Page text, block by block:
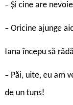
– Și cine are
– Oricine ajunge
Iana începu să
– Păi, uite, eu am
de un tuns!